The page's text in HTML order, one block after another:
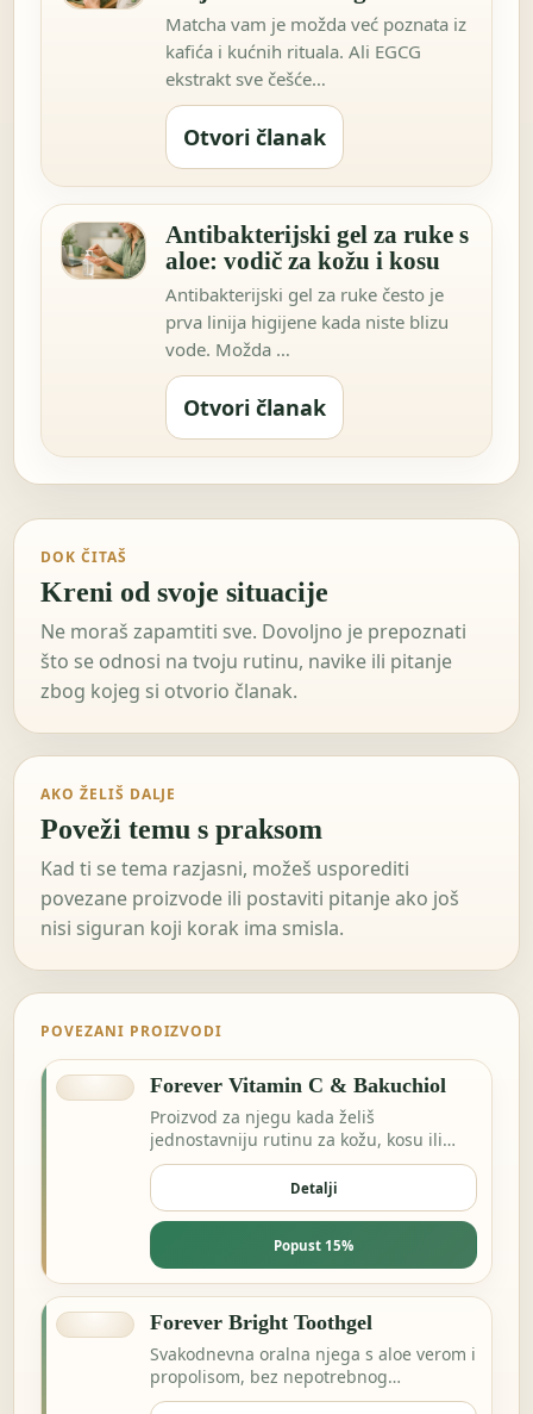
Matcha vam je možda već poznata iz
kafića i kućnih rituala. Ali EGCG
ekstrakt sve češće…
Otvori članak
Antibakterijski gel za ruke s
aloe: vodič za kožu i kosu
Antibakterijski gel za ruke često je
prva linija higijene kada niste blizu
vode. Možda …
Otvori članak
DOK ČITAŠ
Kreni od svoje situacije
Ne moraš zapamtiti sve. Dovoljno je prepoznati
što se odnosi na tvoju rutinu, navike ili pitanje
zbog kojeg si otvorio članak.
AKO ŽELIŠ DALJE
Poveži temu s praksom
Kad ti se tema razjasni, možeš usporediti
povezane proizvode ili postaviti pitanje ako još
nisi siguran koji korak ima smisla.
POVEZANI PROIZVODI
Forever Vitamin C & Bakuchiol
Proizvod za njegu kada želiš
jednostavniju rutinu za kožu, kosu ili
svakodnevnu svježinu.
Detalji
Popust 15%
Forever Bright Toothgel
Svakodnevna oralna njega s aloe verom i
propolisom, bez nepotrebnog
kompliciranja.